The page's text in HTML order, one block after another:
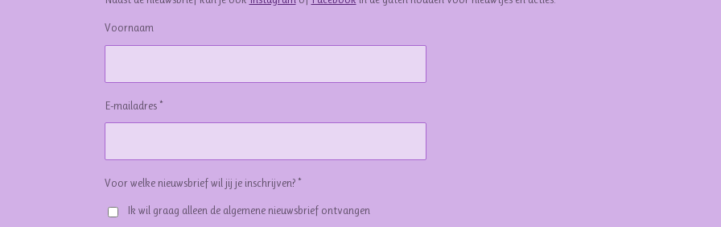
Voornaam
E-mailadres *
Voor welke nieuwsbrief wil jij je inschrijven? *
Ik wil graag alleen de algemene nieuwsbrief ontvangen